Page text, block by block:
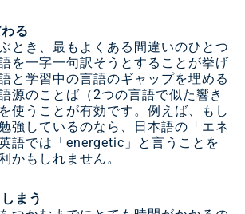
る
とき、最もよくある間違いのひとつ
を一字一句訳そうとすることが挙げ
と学習中の言語のギャップを埋める
源のことば（2つの言語で似た響き
使うことが有効です。例えば、もし
強しているのなら、日本語の「エネ
語では「energetic」と言うことを
かもしれません。
まう